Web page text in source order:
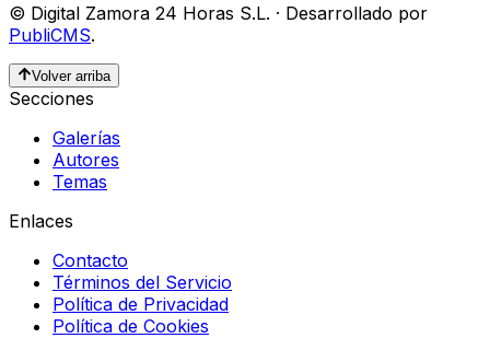
© Digital Zamora 24 Horas S.L. · Desarrollado por
PubliCMS.
Volver arriba
Secciones
Galerías
Autores
Temas
Enlaces
Contacto
Términos del Servicio
Política de Privacidad
Política de Cookies